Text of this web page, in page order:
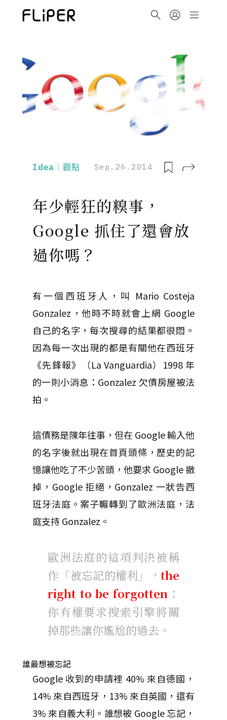
Idea｜觀點 Sep.26.2014
年少輕狂的糗事，
Google 抓住了還會放
過你嗎？
有一個西班牙人，叫 Mario Costeja
Gonzalez，他時不時就會上網 Google
自己的名字，每次搜尋的結果都很悶。
因為每一次出現的都是有關他在西班牙
《先鋒報》（La Vanguardia）1998 年
的一則小消息：Gonzalez 欠債房屋被法
拍。
這債務是陳年往事，但在 Google 輸入他
的名字後就出現在首頁頭條，歷史的記
憶讓他吃了不少苦頭，他要求 Google 撤
掉，Google 拒絕，Gonzalez 一狀告西
班牙法庭。案子輾轉到了歐洲法庭，法
庭支持 Gonzalez。
歐洲法庭的這項判決被稱
作「被忘記的權利」， the
right to be forgotten ：
你有權要求搜索引擎將關
掉那些讓你尷尬的過去。
誰最想被忘記
Google 收到的申請裡 40% 來自德國，
14% 來自西班牙，13% 來自英國，還有
3% 來自義大利。誰想被 Google 忘記，